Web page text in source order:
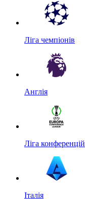
Ліга чемпіонів
Англія
Ліга конференцій
Італія